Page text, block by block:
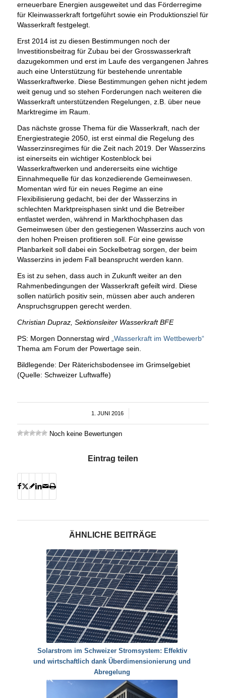
erneuerbare Energien ausgeweitet und das Förderregime
für Kleinwasserkraft fortgeführt sowie ein Produktionsziel für
Wasserkraft festgelegt.
Erst 2014 ist zu diesen Bestimmungen noch der
Investitionsbeitrag für Zubau bei der Grosswasserkraft
dazugekommen und erst im Laufe des vergangenen Jahres
auch eine Unterstützung für bestehende unrentable
Wasserkraftwerke. Diese Bestimmungen gehen nicht jedem
weit genug und so stehen Forderungen nach weiteren die
Wasserkraft unterstützenden Regelungen, z.B. über neue
Marktregime im Raum.
Das nächste grosse Thema für die Wasserkraft, nach der
Energiestrategie 2050, ist erst einmal die Regelung des
Wasserzinsregimes für die Zeit nach 2019. Der Wasserzins
ist einerseits ein wichtiger Kostenblock bei
Wasserkraftwerken und andererseits eine wichtige
Einnahmequelle für das konzedierende Gemeinwesen.
Momentan wird für ein neues Regime an eine
Flexibilisierung gedacht, bei der der Wasserzins in
schlechten Marktpreisphasen sinkt und die Betreiber
entlastet werden, während in Markthochphasen das
Gemeinwesen über den gestiegenen Wasserzins auch von
den hohen Preisen profitieren soll. Für eine gewisse
Planbarkeit soll dabei ein Sockelbetrag sorgen, der beim
Wasserzins in jedem Fall beansprucht werden kann.
Es ist zu sehen, dass auch in Zukunft weiter an den
Rahmenbedingungen der Wasserkraft gefeilt wird. Diese
sollen natürlich positiv sein, müssen aber auch anderen
Anspruchsgruppen gerecht werden.
Christian Dupraz, Sektionsleiter Wasserkraft BFE
PS: Morgen Donnerstag wird
„Wasserkraft im Wettbewerb“
Thema am Forum der Powertage sein.
Bildlegende: Der Räterichsbodensee im Grimselgebiet
(Quelle: Schweizer Luftwaffe)
1. JUNI 2016
/
Noch keine Bewertungen
Eintrag teilen
ÄHNLICHE BEITRÄGE
Solarstrom im Schweizer Stromsystem: Effektiv
und wirtschaftlich dank Überdimensionierung und
Abregelung